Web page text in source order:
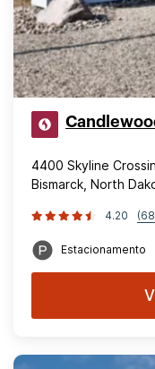
4400 Skyline
Bismarck, North
4.20
Estacionamento